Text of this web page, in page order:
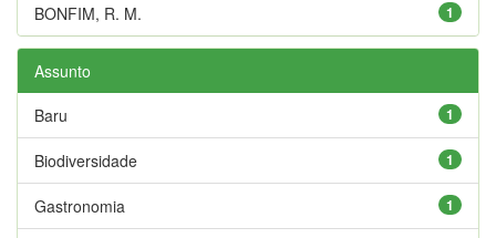
1
BONFIM, R. M.
Assunto
1
Baru
1
Biodiversidade
1
Gastronomia